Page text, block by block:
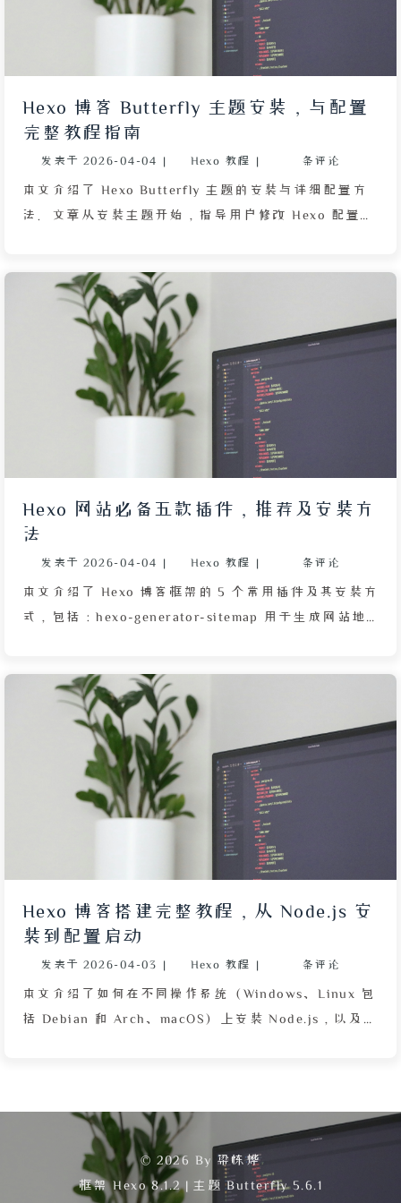
Netlify，最后 GitHub Pages。
Hexo 博客 Butterfly 主题安装，与配置
完整教程指南
发表于 2026-04-04 | Hexo 教程 | 条评论
本文介绍了 Hexo Butterfly 主题的安装与详细配置方
法。文章从安装主题开始，指导用户修改 Hexo 配置文
文章版权、分页、过期提示、页脚、侧边栏（作者卡
片、公告、最新评论、运行时间）、繁简转换、暗黑模
式、滚动百分比、复制设置、字数统计、搜索、分享、
评论系统（推荐 Waline）、主题颜色、字体、加载动
画、特效、图片灯箱、PJAX、懒加载及注入代码等模
块的配置选项。此外还说明了分类、标签、友链、说说
等页面的创建与数据文件编写方式。最后给出了初始化
Git 仓库和部署建议。本文适合希望个性化搭建 Hexo
Hexo 网站必备五款插件，推荐及安装方
法
发表于 2026-04-04 | Hexo 教程 | 条评论
本文介绍了 Hexo 博客框架的 5 个常用插件及其安装方
式，包括：hexo-generator-sitemap 用于生成网站地
minifier 可压缩网页资源但无法处理字体且不支持
ARM 架构，hexo-helper-live2d 用于添加 Live2D 模
型。每个插件都附有简洁的安装命令，方便用户快速配
Hexo 博客搭建完整教程，从 Node.js 安
装到配置启动
发表于 2026-04-03 | Hexo 教程 | 条评论
本文介绍了如何在不同操作系统（Windows、Linux 包
括 Debian 和 Arch、macOS）上安装 Node.js，以及使
法，包括设置网站标题、副标题、描述、关键词、作
者、语言和时区等参数，并给出了示例配置。最后介绍
了通过 hexo server 命令启动本地服务器，并在浏览器
中访问 localhost:4000 查看网站。整个过程覆盖了从
© 2026 By 梁栋烨
框架Hexo 8.1.2 | 主题Butterfly 5.6.1